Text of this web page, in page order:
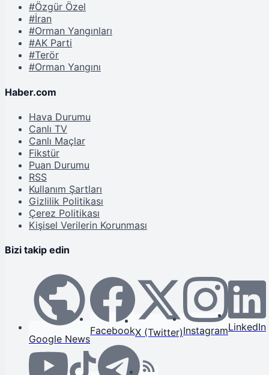
#Özgür Özel
#İran
#Orman Yangınları
#AK Parti
#Terör
#Orman Yangını
Haber.com
Hava Durumu
Canlı TV
Canlı Maçlar
Fikstür
Puan Durumu
RSS
Kullanım Şartları
Gizlilik Politikası
Çerez Politikası
Kişisel Verilerin Korunması
Bizi takip edin
Google News
FacebookX (Twitter)InstagramLinkedIn